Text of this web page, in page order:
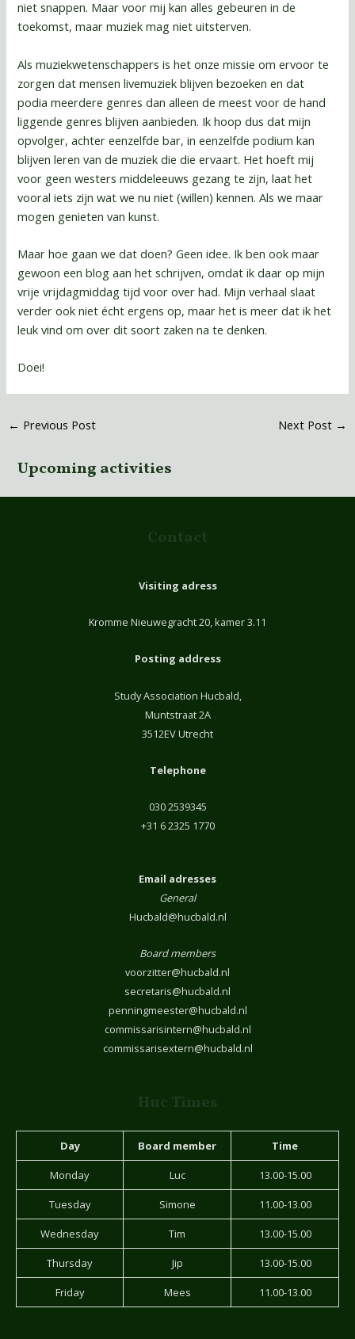
niet snappen. Maar voor mij kan alles gebeuren in de
toekomst, maar muziek mag niet uitsterven.
Als muziekwetenschappers is het onze missie om ervoor te
zorgen dat mensen livemuziek blijven bezoeken en dat
podia meerdere genres dan alleen de meest voor de hand
liggende genres blijven aanbieden. Ik hoop dus dat mijn
opvolger, achter eenzelfde bar, in eenzelfde podium kan
blijven leren van de muziek die die ervaart. Het hoeft mij
voor geen westers middeleeuws gezang te zijn, laat het
vooral iets zijn wat we nu niet (willen) kennen. Als we maar
mogen genieten van kunst.
Maar hoe gaan we dat doen? Geen idee. Ik ben ook maar
gewoon een blog aan het schrijven, omdat ik daar op mijn
vrije vrijdagmiddag tijd voor over had. Mijn verhaal slaat
verder ook niet écht ergens op, maar het is meer dat ik het
leuk vind om over dit soort zaken na te denken.
Doei!
← Previous Post Next Post →
Upcoming activities
Contact
Visiting adress
Kromme Nieuwegracht 20, kamer 3.11
Posting address
Study Association Hucbald,
Muntstraat 2A
3512EV Utrecht
Telephone
030 2539345
+31 6 2325 1770
Email adresses
General
Hucbald@hucbald.nl
Board members
voorzitter@hucbald.nl
secretaris@hucbald.nl
penningmeester@hucbald.nl
commissarisintern@hucbald.nl
commissarisextern@hucbald.nl
Huc Times
Day Board member Time
Monday Luc 13.00-15.00
Tuesday Simone 11.00-13.00
Wednesday Tim 13.00-15.00
Thursday Jip 13.00-15.00
Friday Mees 11.00-13.00